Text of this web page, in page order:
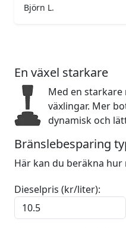
Björn L.
En växel starkare
Med en
växlingar. Mer
dynamisk och
Bränslebesparing
Här kan du beräkna
Dieselpris (kr/liter):